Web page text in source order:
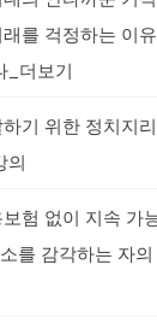
를 걱정하는 이
_더보기
기 위한 정치지
의
험 없이 지속 가
를 감각하는 자의